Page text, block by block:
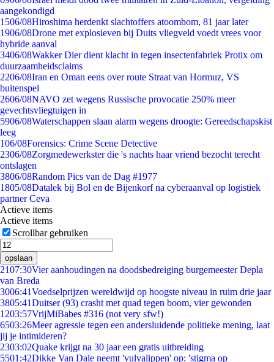
aangekondigd
1506/08Hiroshima herdenkt slachtoffers atoombom, 81 jaar later
1906/08Drone met explosieven bij Duits vliegveld voedt vrees voor
hybride aanval
3406/08Wakker Dier dient klacht in tegen insectenfabriek Protix om
duurzaamheidsclaims
2206/08Iran en Oman eens over route Straat van Hormuz, VS
buitenspel
2606/08NAVO zet wegens Russische provocatie 250% meer
gevechtsvliegtuigen in
5906/08Waterschappen slaan alarm wegens droogte: Gereedschapskist
leeg
106/08Forensics: Crime Scene Detective
2306/08Zorgmedewerkster die 's nachts haar vriend bezocht terecht
ontslagen
3806/08Random Pics van de Dag #1977
1805/08Datalek bij Bol en de Bijenkorf na cyberaanval op logistiek
partner Ceva
Actieve items
Actieve items
Scrollbar gebruiken
opslaan
2107:30Vier aanhoudingen na doodsbedreiging burgemeester Depla
van Breda
3006:41Voedselprijzen wereldwijd op hoogste niveau in ruim drie jaar
3805:41Duitser (93) crasht met quad tegen boom, vier gewonden
1203:57VrijMiBabes #316 (not very sfw!)
6503:26Meer agressie tegen een andersluidende politieke mening, laat
jij je intimideren?
2303:02Quake krijgt na 30 jaar een gratis uitbreiding
5501:42Dikke Van Dale neemt 'vulvalippen' op: 'stigma op